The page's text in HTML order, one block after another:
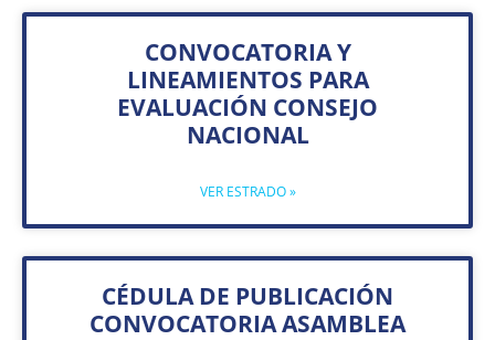
CONVOCATORIA Y
LINEAMIENTOS PARA
EVALUACIÓN CONSEJO
NACIONAL
VER ESTRADO »
CÉDULA DE PUBLICACIÓN
CONVOCATORIA ASAMBLEA